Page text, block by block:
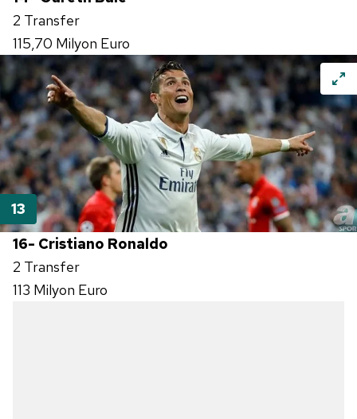
2 Transfer
115,70 Milyon Euro
16- Cristiano Ronaldo
2 Transfer
113 Milyon Euro